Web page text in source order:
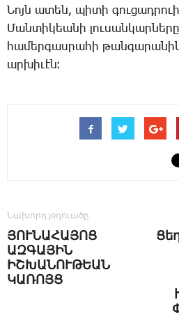
­Նոյն ա­տեն, պի­տի
­Ման­տի­կեա­նի
հա­մեր­գաս­րա­հի
ար­խի­ւէն։
Նախորդ յօդուածը
ՅՈՒՆԱՀԱՅՈՑ
ԱԶԳԱՅԻՆ
ԻՇԽԱՆՈՒԹԵԱՆ
ԿԱՌՈՅՑ